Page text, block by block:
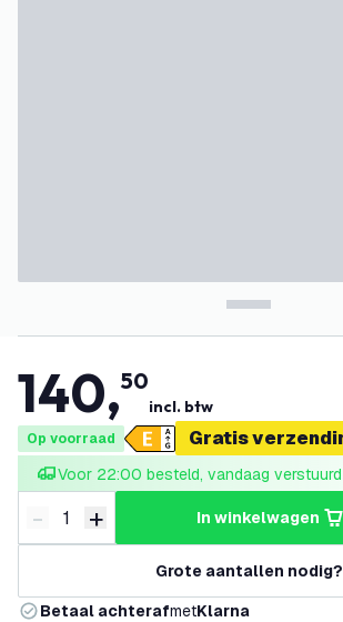
140,50
incl. btw
Op voorraad Gratis
Voor 22:00 besteld, vandaag verstuurd
Verminder hoeveelheid
- Verhoog hoeveelheid
+ in winkelwagen
Grote aantallen nodig?
Betaal achterafmetKlarna